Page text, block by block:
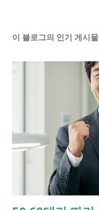
이 블로그의 인기 게시물